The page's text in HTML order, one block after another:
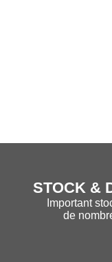
STOCK &
Important
de